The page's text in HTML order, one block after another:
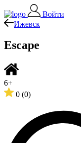
Войти
Ижевск
Escape
6+
0 (0)